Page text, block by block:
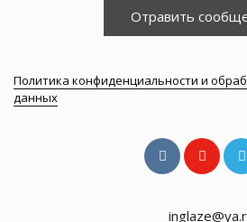
Отравить
Политика конфиденциальности и
данных